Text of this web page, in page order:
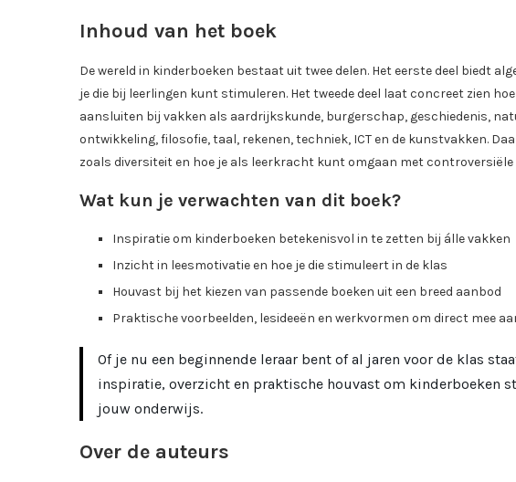
Inhoud van het boek
De wereld in kinderboeken bestaat uit twee delen. Het eerste deel biedt
je die bij leerlingen kunt stimuleren. Het tweede deel laat concreet zien
aansluiten bij vakken als aardrijkskunde, burgerschap, geschiedenis,
ontwikkeling, filosofie, taal, rekenen, techniek, ICT en de kunstvakken.
zoals diversiteit en hoe je als leerkracht kunt omgaan met controversiële
Wat kun je verwachten van dit boek?
Inspiratie om kinderboeken betekenisvol in te zetten bij álle vakken
Inzicht in leesmotivatie en hoe je die stimuleert in de klas
Houvast bij het kiezen van passende boeken uit een breed aanbod
Praktische voorbeelden, lesideeën en werkvormen om direct mee
Of je nu een beginnende leraar bent of al jaren voor de klas
inspiratie, overzicht en praktische houvast om kinderboeken
jouw onderwijs.
Over de auteurs